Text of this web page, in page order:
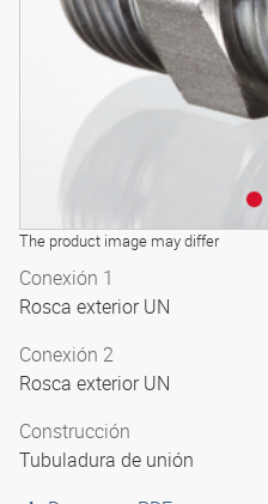
The product image may differ
Conexión 1
Rosca exterior UN
Conexión 2
Rosca exterior UN
Construcción
Tubuladura de unión